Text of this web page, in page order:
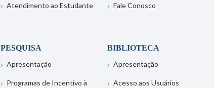
Atendimento ao Estudante Fale Conosco
PESQUISA
Apresentação
Programas de Incentivo à
BIBLIOTECA
Apresentação
Acesso aos Usuários